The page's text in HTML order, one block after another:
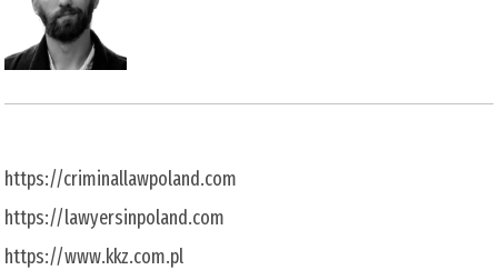
https://criminallawpoland.com
https://lawyersinpoland.com
https://www.kkz.com.pl